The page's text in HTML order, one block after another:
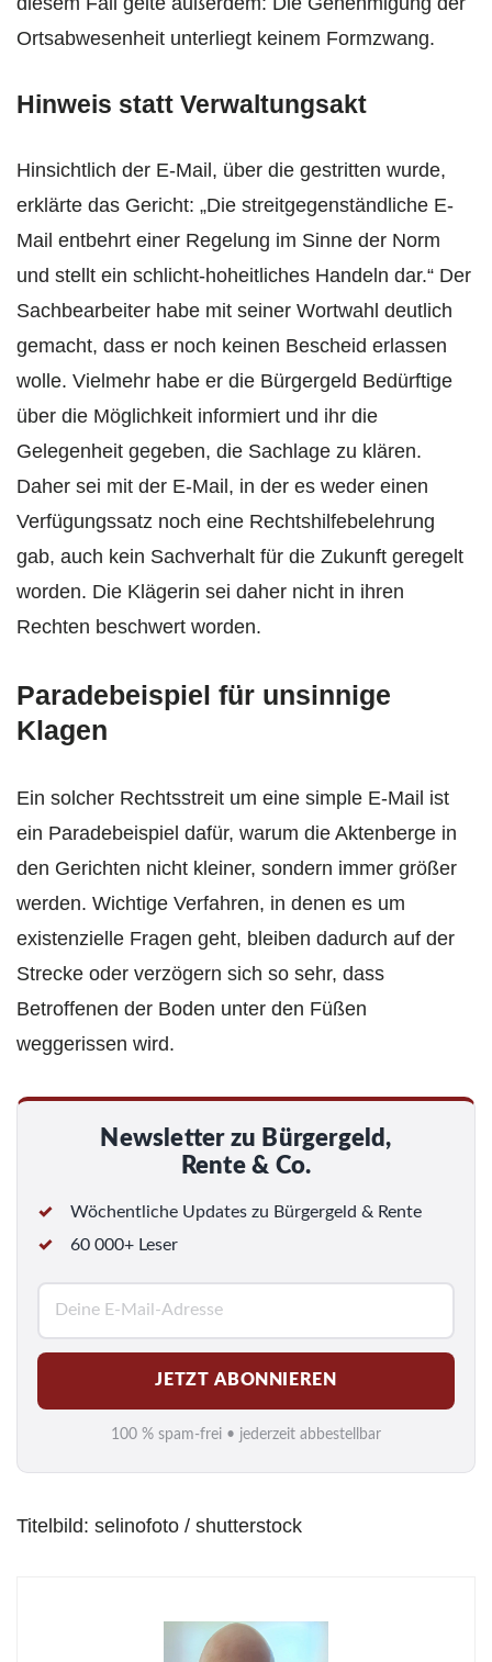
Ortsabwesenheit unterliegt keinem Formzwang.
Hinweis statt Verwaltungsakt
Hinsichtlich der E-Mail, über die gestritten wurde,
erklärte das Gericht: „Die streitgegenständliche E-
Mail entbehrt einer Regelung im Sinne der Norm
und stellt ein schlicht-hoheitliches Handeln dar.“ Der
Sachbearbeiter habe mit seiner Wortwahl deutlich
gemacht, dass er noch keinen Bescheid erlassen
wolle. Vielmehr habe er die Bürgergeld Bedürftige
über die Möglichkeit informiert und ihr die
Gelegenheit gegeben, die Sachlage zu klären.
Daher sei mit der E-Mail, in der es weder einen
Verfügungssatz noch eine Rechtshilfebelehrung
gab, auch kein Sachverhalt für die Zukunft geregelt
worden. Die Klägerin sei daher nicht in ihren
Rechten beschwert worden.
Paradebeispiel für unsinnige
Klagen
Ein solcher Rechtsstreit um eine simple E-Mail ist
ein Paradebeispiel dafür, warum die Aktenberge in
den Gerichten nicht kleiner, sondern immer größer
werden. Wichtige Verfahren, in denen es um
existenzielle Fragen geht, bleiben dadurch auf der
Strecke oder verzögern sich so sehr, dass
Betroffenen der Boden unter den Füßen
weggerissen wird.
Newsletter zu Bürgergeld,
Rente & Co.
Wöchentliche Updates zu Bürgergeld & Rente
60 000+ Leser
M
a
i
l
*
JETZT ABONNIEREN
100 % spam-frei • jederzeit abbestellbar
Titelbild: selinofoto / shutterstock